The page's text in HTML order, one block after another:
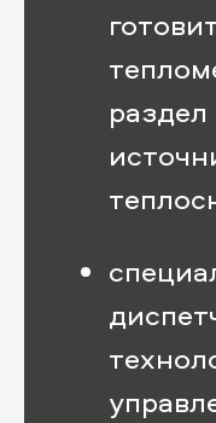
раздел